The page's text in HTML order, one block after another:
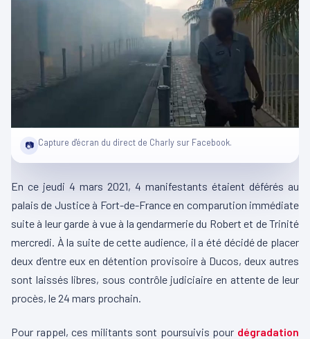
📷 Capture d'écran du direct de Charly sur Facebook.
En ce jeudi 4 mars 2021, 4 manifestants étaient déférés au
palais de Justice à Fort-de-France en comparution immédiate
suite à leur garde à vue à la gendarmerie du Robert et de Trinité
mercredi. À la suite de cette audience, il a été décidé de placer
deux d’entre eux en détention provisoire à Ducos, deux autres
sont laissés libres, sous contrôle judiciaire en attente de leur
procès, le 24 mars prochain.
Pour rappel, ces militants sont poursuivis pour dégradation